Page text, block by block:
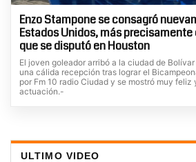
Enzo Stampone se consagró
Estados Unidos, más precisamente
que se disputó en Houston
El joven goleador arribó a la ciudad de
una cálida recepción tras lograr el
por Fm 10 radio Ciudad y se mostró muy feliz
actuación.-
ULTIMO VIDEO